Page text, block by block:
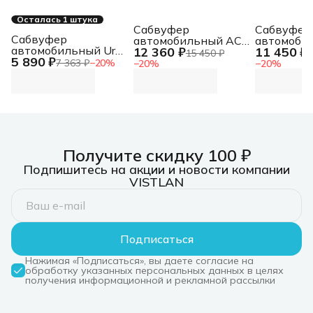
Осталась 1 штука
5 890 ₽7 363 ₽−20%
Сабвуфер
автомобильный Ural
МОЛНИЯ 12 300Вт
12 360 ₽15 450 ₽
−20%
Сабвуфер
автомобильный ACV
CRAFT B12A 300Вт
активный (30см/12")
11 450 ₽
−20%
Сабвуфер
CRAFT
активный
Получите скидку 100 ₽
Подпишитесь на акции и новости компании
VISTLAN
Подписаться
Нажимая «Подписаться», вы даете согласие на
обработку указанных персональных данных в целях
получения информационной и рекламной рассылки